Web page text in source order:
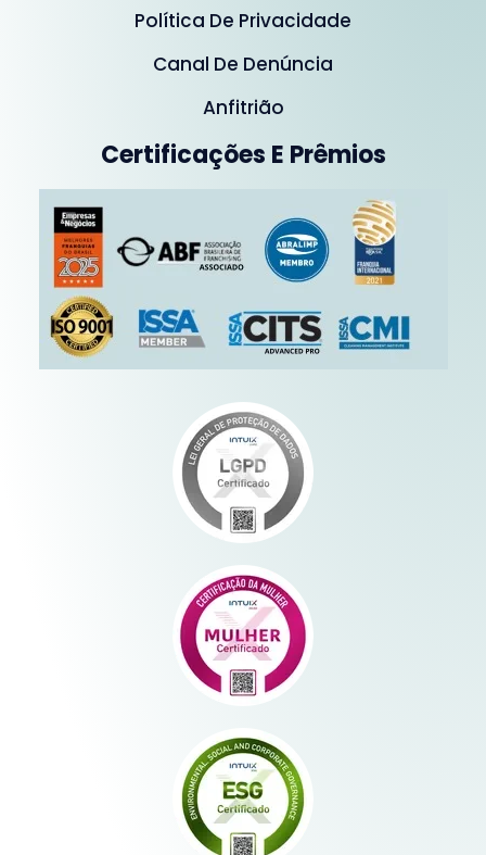
Política De Privacidade
Canal De Denúncia
Anfitrião
Certificações E Prêmios